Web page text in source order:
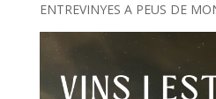
ENTREVINYES A PEUS DE